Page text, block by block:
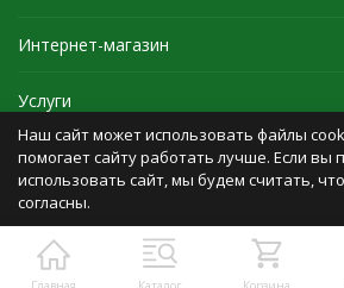
Интернет-магазин
Услуги
Спортивная экипировка
Политика персональных данных Карта
Наш сайт может использовать файлы
помогает сайту работать лучше. Если вы
использовать сайт, мы будем считать,
согласны.